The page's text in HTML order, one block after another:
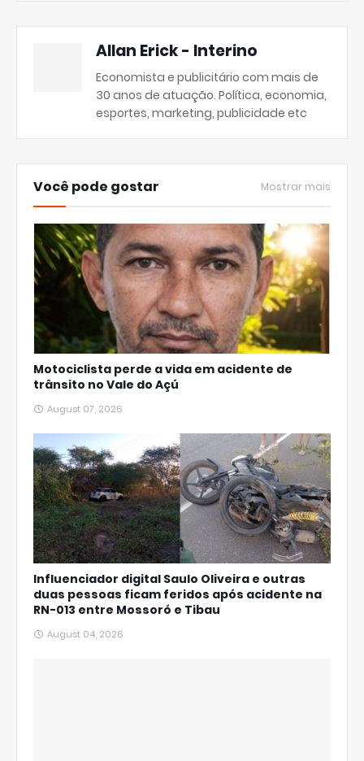
Allan Erick - Interino
Economista e publicitário com mais de
30 anos de atuação. Política, economia,
esportes, marketing, publicidade etc
Você pode gostar Mostrar mais
Motociclista perde a vida em acidente de
trânsito no Vale do Açú
August 07, 2026
Influenciador digital Saulo Oliveira e outras
duas pessoas ficam feridos após acidente na
RN-013 entre Mossoró e Tibau
August 04, 2026